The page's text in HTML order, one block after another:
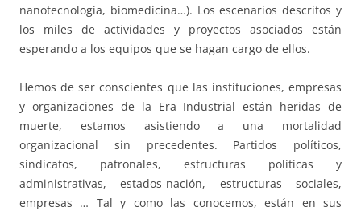
nanotecnologia, biomedicina…). Los escenarios descritos y
los miles de actividades y proyectos asociados están
esperando a los equipos que se hagan cargo de ellos.
Hemos de ser conscientes que las instituciones, empresas
y organizaciones de la Era Industrial están heridas de
muerte, estamos asistiendo a una mortalidad
organizacional sin precedentes. Partidos políticos,
sindicatos, patronales, estructuras políticas y
administrativas, estados-nación, estructuras sociales,
empresas … Tal y como las conocemos, están en sus